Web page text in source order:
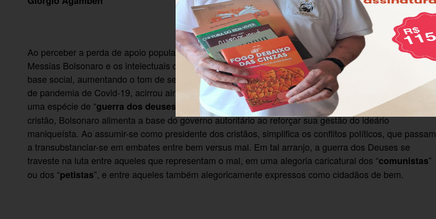
Ao perceber a perda de apoio popular por relativizar a quarentena pela pandemia de coronavírus, Jair
Messias Bolsonaro e os intelectuais de sua cúpula prepararam uma contraofensiva para reajustar sua
base social, aumentando o tom de seu discurso cristão. Em resposta ao contexto mundial e brasileiro
de pandemia de Covid-19, acirrou ainda mais a associação de seu governo ao cristianismo, evocando
uma espécie de “guerra dos deuses ”, tal como definida por Michel Löwy. Nessa guerra pelo Deus
cristão, Bolsonaro alimenta a base do governo autoritário ao reforçar sua gestão do ideário
maniqueísta. Ao assumir-se como presidente dos cristãos, simplifica os conflitos políticos, que passam
a transubstanciar-se em embates entre bem versus mal. Em tal arranjo, a guerra dos Deuses se
traveste na luta entre aqueles que representam o mal, em uma alegoria caricatural dos “comunistas”
ou dos “petistas”, e entre aqueles também alegoricamente expressos como cidadãos de bem.